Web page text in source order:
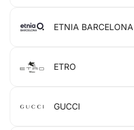
ETNIA BARCELONA
ETRO
GUCCI